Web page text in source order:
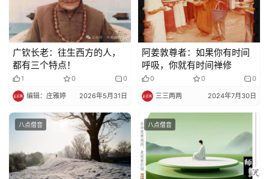
声
明
广钦长老：往生西方的人，
都有三个特点！
1 0 0
编辑：庄雅婷 2026年5月31日
阿姜敦尊者：如果你有时间
呼吸，你就有时间禅修
0 0 0
三三两两 2024年7月30日
八点僧音 八点僧音